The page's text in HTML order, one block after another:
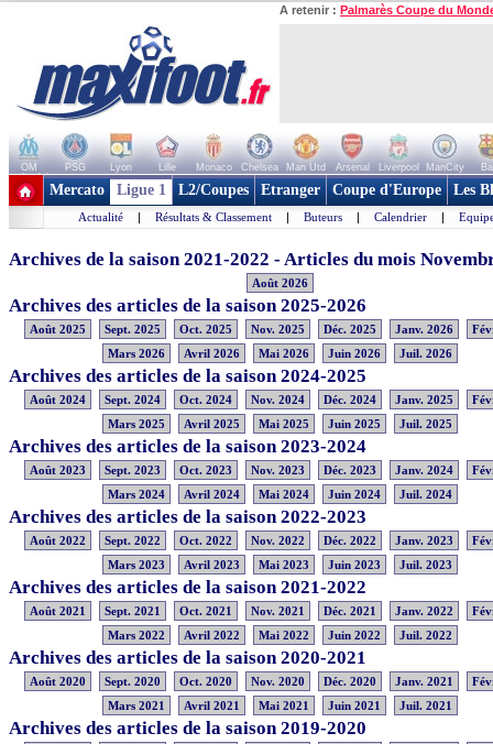
A retenir : Palmarès Coupe du
OM PSG Lyon Lille Monaco Chelsea Man Utd Arsenal Liverpool ManCity
+ de clubs
Mercato Ligue 1 L2/Coupes Etranger Coupe d'Europe Les
Actualité | Résultats & Classement | Buteurs | Calendrier |
Archives de la saison 2021-2022 - Articles du mois
Août 2026
Archives des articles de la saison 2025-2026
Août 2025 Sept. 2025 Oct. 2025 Nov. 2025 Déc. 2025 Janv. 2026
Mars 2026
Avril 2026 Mai 2026 Juin 2026 Juil. 2026
Archives des articles de la saison 2024-2025
Août 2024 Sept. 2024 Oct. 2024 Nov. 2024 Déc. 2024 Janv. 2025
Mars 2025
Avril 2025 Mai 2025 Juin 2025 Juil. 2025
Archives des articles de la saison 2023-2024
Août 2023 Sept. 2023 Oct. 2023 Nov. 2023 Déc. 2023 Janv. 2024
Mars 2024
Avril 2024 Mai 2024 Juin 2024 Juil. 2024
Archives des articles de la saison 2022-2023
Août 2022 Sept. 2022 Oct. 2022 Nov. 2022 Déc. 2022 Janv. 2023
Mars 2023
Avril 2023 Mai 2023 Juin 2023 Juil. 2023
Archives des articles de la saison 2021-2022
Août 2021 Sept. 2021 Oct. 2021 Nov. 2021 Déc. 2021 Janv. 2022
Mars 2022
Avril 2022 Mai 2022 Juin 2022 Juil. 2022
Archives des articles de la saison 2020-2021
Août 2020 Sept. 2020 Oct. 2020 Nov. 2020 Déc. 2020 Janv. 2021
Mars 2021
Avril 2021 Mai 2021 Juin 2021 Juil. 2021
Archives des articles de la saison 2019-2020